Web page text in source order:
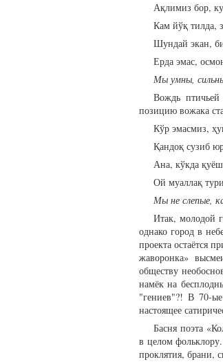
Ақлимиз бор,
Кам йўқ тилда,
Шундай экан,
Ерда эмас,
Мы умны,
Вождь
позицию вожака
Кўр эмасмиз,
Қандоқ сузиб
Ана, кўкда
Ой муаллақ
Мы не слепые,
Итак, молодой
однако город в
проекта остаётся
жаворонка»
обществу
намёк на
"гениев"?! В 70-
настоящее
Басня поэта
в целом
проклятия, брани,